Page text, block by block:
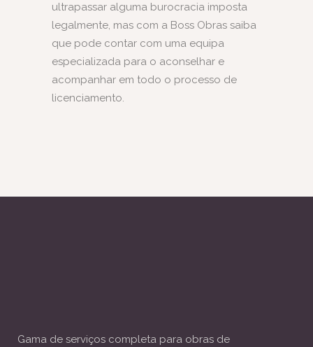
ultrapassar alguma burocracia imposta
legalmente, mas com a Boss Obras saiba
que pode contar com uma equipa
especializada para o aconselhar e
acompanhar em todo o processo de
licenciamento.
Gama de serviços completa para obras de